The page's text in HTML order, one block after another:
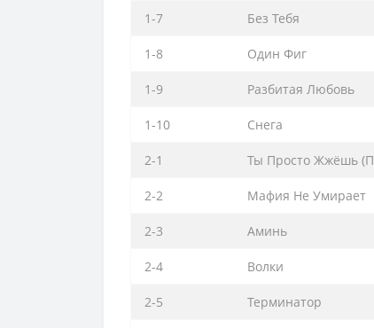
1-7 Без Тебя
1-8 Один Фиг
1-9 Разбитая Любовь
1-10 Снега
2-1 Ты Просто Жжёшь
2-2 Мафия Не Умирает
2-3 Аминь
2-4 Волки
2-5 Терминатор